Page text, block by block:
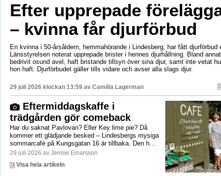
Efter upprepade
– kvinna får djurförbud
En kvinna i 50-årsåldern, hemmahörande i Lindesberg, har fått djurförbud
Länsstyrelsen noterat upprepade brister i hennes djurhållning. Bland
bedrivit osund avel, haft bristande tillsyn över sina djur, samt inte vetat
hon haft. Djurförbudet gäller tills vidare och avser alla slags djur.
29 juli 2026 klockan 13:59 av Camilla Lagerman
Eftermiddagskaffe i
trädgården gör comeback
Har du saknat Pavlovan? Eller Key lime pie? Då
kommer ett glädjande besked – Lindesbergs mysiga
sommarcafé på Kungsgatan 16 är tillbaka. Den h...
29 juli 2026 av Jennie Einarsson
Visa hela artikeln